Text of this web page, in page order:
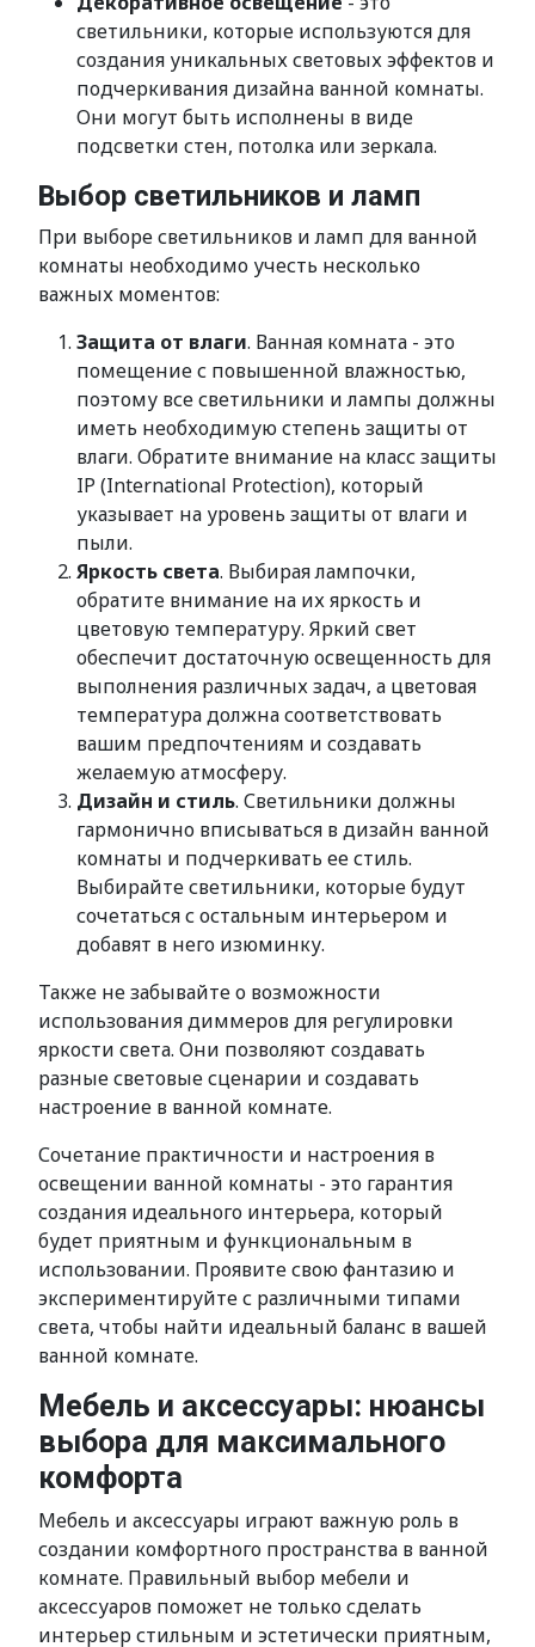
светильники, которые используются для
создания уникальных световых эффектов и
подчеркивания дизайна ванной комнаты.
Они могут быть исполнены в виде
подсветки стен, потолка или зеркала.
Выбор светильников и ламп
При выборе светильников и ламп для ванной
комнаты необходимо учесть несколько
важных моментов:
Защита от влаги. Ванная комната - это
помещение с повышенной влажностью,
поэтому все светильники и лампы должны
иметь необходимую степень защиты от
влаги. Обратите внимание на класс защиты
IP (International Protection), который
указывает на уровень защиты от влаги и
пыли.
Яркость света. Выбирая лампочки,
обратите внимание на их яркость и
цветовую температуру. Яркий свет
обеспечит достаточную освещенность для
выполнения различных задач, а цветовая
температура должна соответствовать
вашим предпочтениям и создавать
желаемую атмосферу.
Дизайн и стиль. Светильники должны
гармонично вписываться в дизайн ванной
комнаты и подчеркивать ее стиль.
Выбирайте светильники, которые будут
сочетаться с остальным интерьером и
добавят в него изюминку.
Также не забывайте о возможности
использования диммеров для регулировки
яркости света. Они позволяют создавать
разные световые сценарии и создавать
настроение в ванной комнате.
Сочетание практичности и настроения в
освещении ванной комнаты - это гарантия
создания идеального интерьера, который
будет приятным и функциональным в
использовании. Проявите свою фантазию и
экспериментируйте с различными типами
света, чтобы найти идеальный баланс в вашей
ванной комнате.
Мебель и аксессуары: нюансы
выбора для максимального
комфорта
Мебель и аксессуары играют важную роль в
создании комфортного пространства в ванной
комнате. Правильный выбор мебели и
аксессуаров поможет не только сделать
интерьер стильным и эстетически приятным,